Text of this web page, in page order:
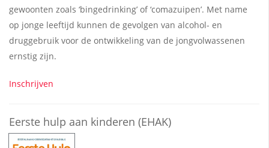
gewoonten zoals ‘bingedrinking’ of ‘comazuipen’. Met name
op jonge leeftijd kunnen de gevolgen van alcohol- en
druggebruik voor de ontwikkeling van de jongvolwassenen
ernstig zijn.
Inschrijven
Eerste hulp aan kinderen (EHAK)